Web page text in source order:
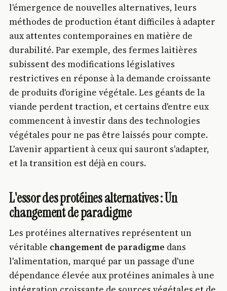
l'émergence de nouvelles alternatives, leurs
méthodes de production étant difficiles à adapter
aux attentes contemporaines en matière de
durabilité. Par exemple, des fermes laitières
subissent des modifications législatives
restrictives en réponse à la demande croissante
de produits d'origine végétale. Les géants de la
viande perdent traction, et certains d'entre eux
commencent à investir dans des technologies
végétales pour ne pas être laissés pour compte.
L'avenir appartient à ceux qui sauront s'adapter,
et la transition est déjà en cours.
L'essor des protéines alternatives : Un
changement de paradigme
Les protéines alternatives représentent un
véritable changement de paradigme dans
l'alimentation, marqué par un passage d'une
dépendance élevée aux protéines animales à une